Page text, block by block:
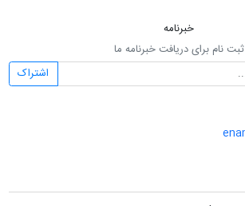
خبرنامه
ثبت نام برای دریافت خبرنامه ما
اشتراک